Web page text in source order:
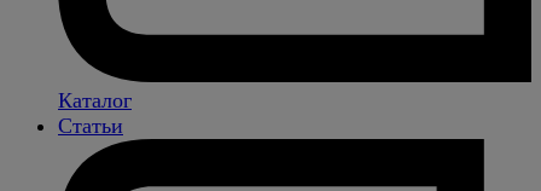
Каталог
Статьи